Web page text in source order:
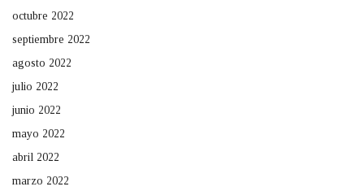
octubre 2022
septiembre 2022
agosto 2022
julio 2022
junio 2022
mayo 2022
abril 2022
marzo 2022